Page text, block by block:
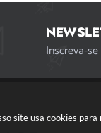
site usa cookies
Inscreva-